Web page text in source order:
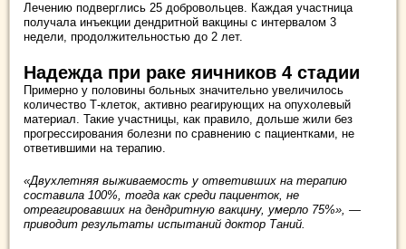
Лечению подверглись 25 добровольцев. Каждая участница
получала инъекции дендритной вакцины с интервалом 3
недели, продолжительностью до 2 лет.
Надежда при раке яичников 4 стадии
Примерно у половины больных значительно увеличилось
количество Т-клеток, активно реагирующих на опухолевый
материал. Такие участницы, как правило, дольше жили без
прогрессирования болезни по сравнению с пациентками, не
ответившими на терапию.
«Двухлетняя выживаемость у ответивших на терапию
составила 100%, тогда как среди пациенток, не
отреагировавших на дендритную вакцину, умерло 75%», —
приводит результаты испытаний доктор Таний.